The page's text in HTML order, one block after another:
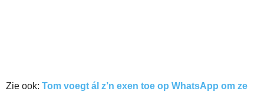
Zie ook: Tom voegt ál z’n exen toe op WhatsApp om ze